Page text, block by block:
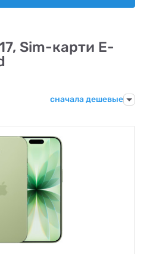
Sim-карти E-
сначала дешевые